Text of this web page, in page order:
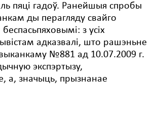
пяці гадоў. Ранейшыя спробы
ды перагляду свайго
з усіх
адказвалі, што рашэньне
№881 ад 10.07.2009 г.
экспэртызу,
а, значыць, прызнанае